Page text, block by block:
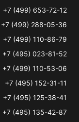
+7 (499) 653-72-12
+7 (499) 288-05-36
+7 (499) 110-86-79
+7 (495) 023-81-52
+7 (499) 110-53-06
+7 (495) 152-31-11
+7 (495) 125-38-41
+7 (495) 135-42-87